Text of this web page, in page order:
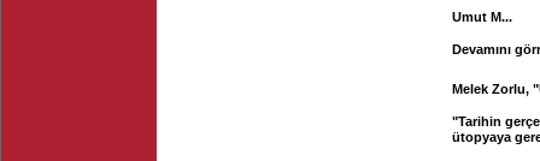
Umut M...
Devamını
Melek Zorlu,
"Tarihin
ütopyaya